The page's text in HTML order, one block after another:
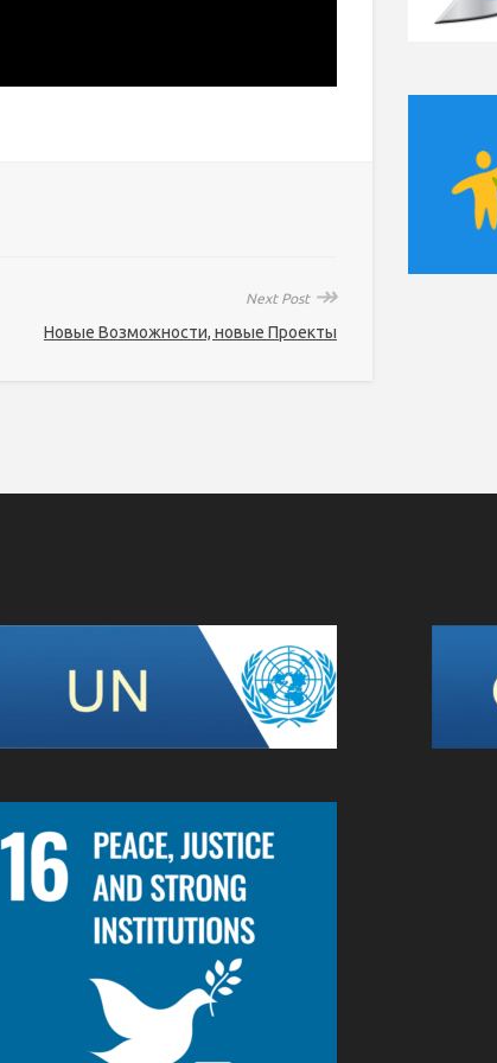
Next Post ↠
Новые Возможности, новые Проекты